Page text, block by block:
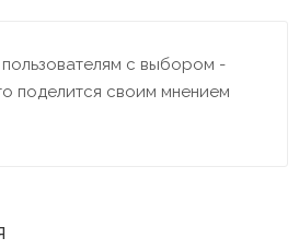
с выбором -
поделится своим мнением